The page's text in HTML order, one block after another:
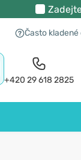
Často
+420 29 618 2825